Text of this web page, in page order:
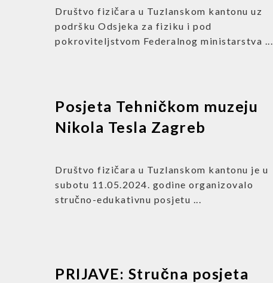
Društvo fizičara u Tuzlanskom kantonu uz
podršku Odsjeka za fiziku i pod
pokroviteljstvom Federalnog ministarstva ...
Posjeta Tehničkom muzeju
Nikola Tesla Zagreb
Društvo fizičara u Tuzlanskom kantonu je u
subotu 11.05.2024. godine organizovalo
stručno-edukativnu posjetu ...
PRIJAVE: Stručna posjeta